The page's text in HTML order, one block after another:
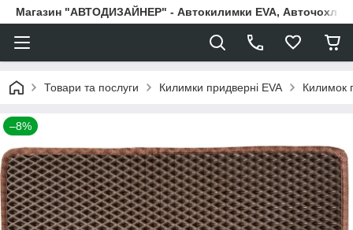
Магазин "АВТОДИЗАЙНЕР" - Автокилимки EVA, Авточохли,
Товари та послуги Килимки придверні EVA Килимок
–8%